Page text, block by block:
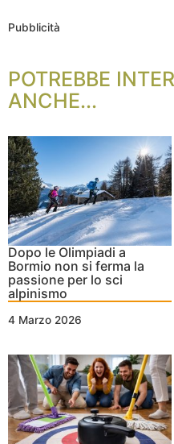
Pubblicità
POTREBBE
ANCHE...
Dopo le Olimpiadi a
Bormio non si ferma la
passione per lo sci
alpinismo
4 Marzo 2026